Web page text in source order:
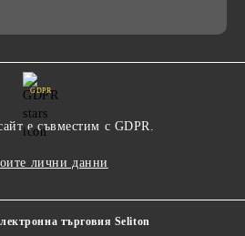
GDPR
е съвместим с GDPR.
лични данни
търговия Seliton